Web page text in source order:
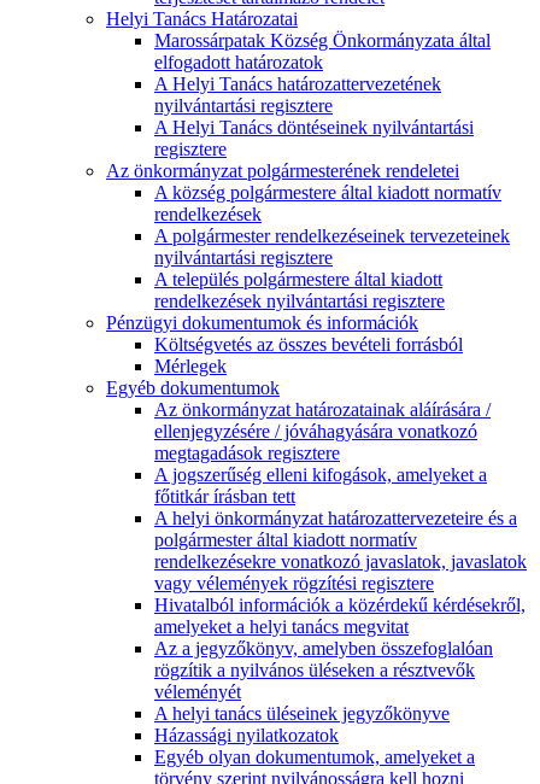
Helyi Tanács Határozatai
Marossárpatak Község Önkormányzata által
elfogadott határozatok
A Helyi Tanács határozattervezetének
nyilvántartási regisztere
A Helyi Tanács döntéseinek nyilvántartási
regisztere
Az önkormányzat polgármesterének rendeletei
A község polgármestere által kiadott normatív
rendelkezések
A polgármester rendelkezéseinek tervezeteinek
nyilvántartási regisztere
A település polgármestere által kiadott
rendelkezések nyilvántartási regisztere
Pénzügyi dokumentumok és információk
Költségvetés az összes bevételi forrásból
Mérlegek
Egyéb dokumentumok
Az önkormányzat határozatainak aláírására /
ellenjegyzésére / jóváhagyására vonatkozó
megtagadások regisztere
A jogszerűség elleni kifogások, amelyeket a
főtitkár írásban tett
A helyi önkormányzat határozattervezeteire és a
polgármester által kiadott normatív
rendelkezésekre vonatkozó javaslatok, javaslatok
vagy vélemények rögzítési regisztere
Hivatalból információk a közérdekű kérdésekről,
amelyeket a helyi tanács megvitat
Az a jegyzőkönyv, amelyben összefoglalóan
rögzítik a nyilvános üléseken a résztvevők
véleményét
A helyi tanács üléseinek jegyzőkönyve
Házassági nyilatkozatok
Egyéb olyan dokumentumok, amelyeket a
törvény szerint nyilvánosságra kell hozni